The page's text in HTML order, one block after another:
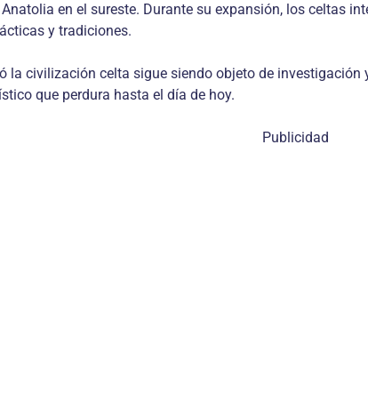
en el sureste. Durante su expansión, los celtas
y tradiciones.
la civilización celta sigue siendo objeto de
que perdura hasta el día de hoy.
Publicidad